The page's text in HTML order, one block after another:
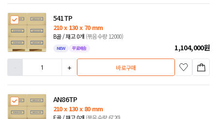
541TP
210 x 130 x 70 mm
B골 / 재고 0개 (묶음수량 12000)
NEW 무료배송 1,104,000원
-
+ 바로구매
AN86TP
210 x 130 x 80 mm